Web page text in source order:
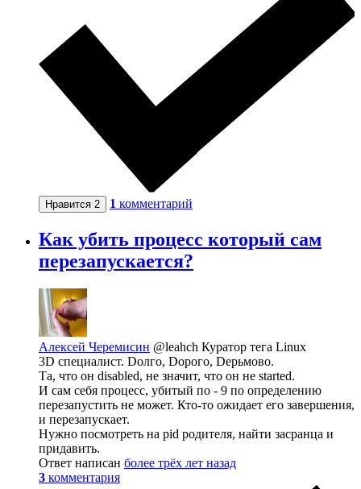
Нравится 2 1 комментарий
Как убить процесс который сам
перезапускается?
Алексей Черемисин @leahch Куратор тега Linux
3D специалист. Dолго, Dорого, Dерьмово.
Та, что он disabled, не значит, что он не started.
И сам себя процесс, убитый по - 9 по определению
перезапустить не может. Кто-то ожидает его завершения,
и перезапускает.
Нужно посмотреть на pid родителя, найти засранца и
придавить.
Ответ написан более трёх лет назад
3 комментария